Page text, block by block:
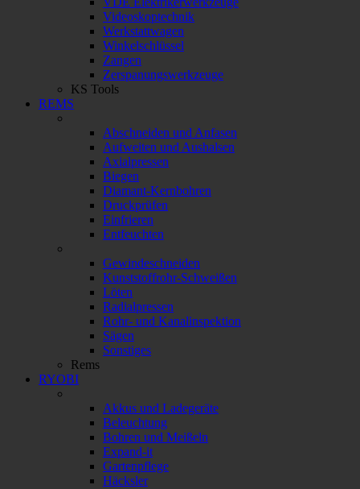
Videoskoptechnik
Werkstattwagen
Winkelschlüssel
Zangen
Zerspanungswerkzeuge
KS Tools
REMS
Abschneiden und Anfasen
Aufweiten und Aushalsen
Axialpressen
Biegen
Diamant-Kernbohren
Druckprüfen
Einfrieren
Entfeuchten
Gewindeschneiden
Kunststoffrohr-Schweißen
Löten
Radialpressen
Rohr- und Kanalinspektion
Sägen
Sonstiges
Rems
RYOBI
Akkus und Ladegeräte
Beleuchtung
Bohren und Meißeln
Expand-it
Gartenpflege
Häcksler